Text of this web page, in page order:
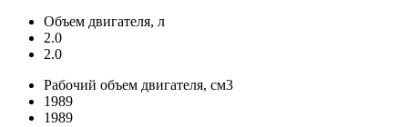
Объем двигателя, л
2.0
2.0
Рабочий объем двигателя, см3
1989
1989